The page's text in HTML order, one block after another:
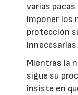
varias
imponer los
protección
innecesarias.
Mientras la
sigue su
insiste en